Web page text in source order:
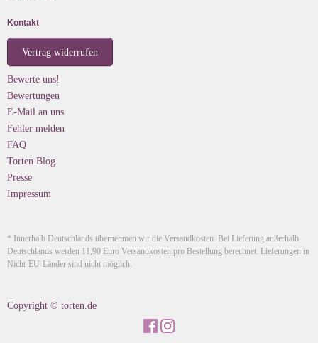
Kontakt
Vertrag widerrufen
Bewerte uns!
Bewertungen
E-Mail an uns
Fehler melden
FAQ
Torten Blog
Presse
Impressum
* Innerhalb Deutschlands übernehmen wir die Versandkosten. Bei Lieferung außerhalb
Deutschlands werden 11,90 Euro Versandkosten pro Bestellung berechnet. Lieferungen in
Nicht-EU-Länder sind nicht möglich.
Copyright © torten.de